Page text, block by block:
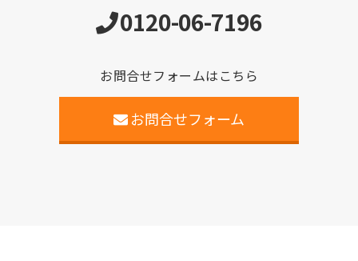
0120-06-7196
お問合せフォームはこちら
お問合せフォーム